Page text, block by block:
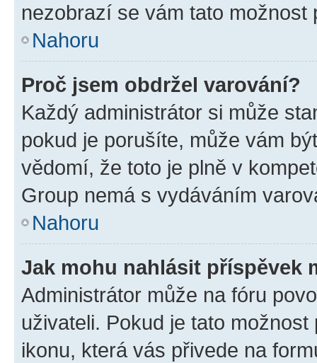
nezobrazí se vám tato
Nahoru
Proč jsem obdržel varování?
Každý administrátor si může
pokud je porušíte, může vám
vědomí, že toto je plně v
Group nemá s vydáváním
Nahoru
Jak mohu nahlásit příspěvek
Administrátor může na fóru
uživateli. Pokud je tato
ikonu, která vás přivede na